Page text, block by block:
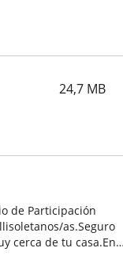
24,7 MB
de Participación
as.Seguro
cerca de tu casa.En